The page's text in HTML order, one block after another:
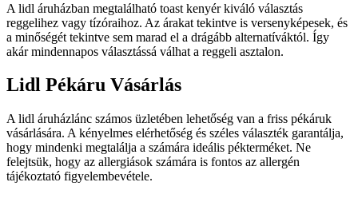
A lidl áruházban megtalálható toast kenyér kiváló választás
reggelihez vagy tízóraihoz. Az árakat tekintve is versenyképesek, és
a minőségét tekintve sem marad el a drágább alternatíváktól. Így
akár mindennapos választássá válhat a reggeli asztalon.
Lidl Pékáru Vásárlás
A lidl áruházlánc számos üzletében lehetőség van a friss pékáruk
vásárlására. A kényelmes elérhetőség és széles választék garantálja,
hogy mindenki megtalálja a számára ideális pékterméket. Ne
felejtsük, hogy az allergiások számára is fontos az allergén
tájékoztató figyelembevétele.